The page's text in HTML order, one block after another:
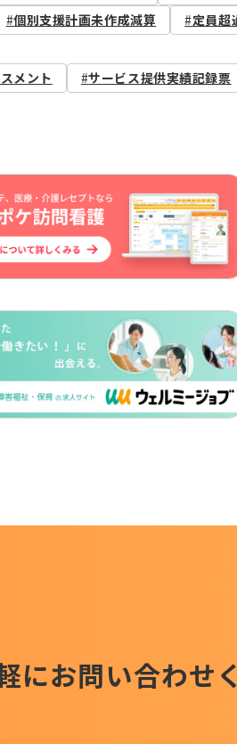
個別支援計画未作成減算 定員超
メント サービス提供実績記録票
にお問い合わせ